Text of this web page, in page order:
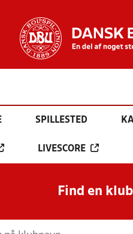
SPILLESTED
LIVESCORE
Find en